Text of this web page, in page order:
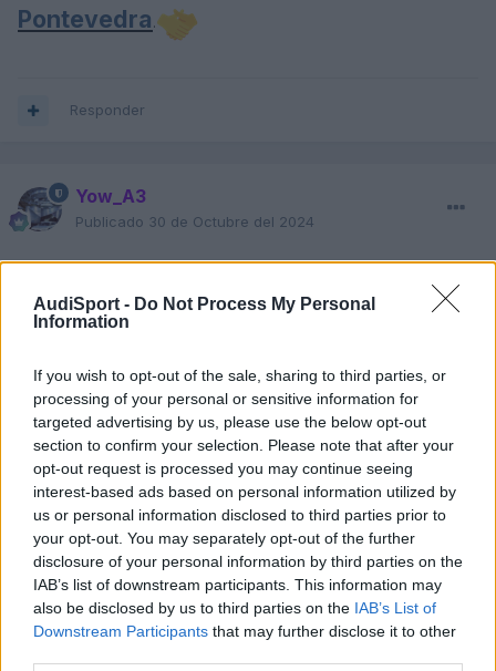
AudiSport - Do Not Process My Personal
Information
If you wish to opt-out of the sale, sharing to third parties, or
processing of your personal or sensitive information for
targeted advertising by us, please use the below opt-out
section to confirm your selection. Please note that after your
opt-out request is processed you may continue seeing
interest-based ads based on personal information utilized by
us or personal information disclosed to third parties prior to
your opt-out. You may separately opt-out of the further
disclosure of your personal information by third parties on the
IAB’s list of downstream participants. This information may
also be disclosed by us to third parties on the IAB’s List of
Downstream Participants that may further disclose it to other
Pontevedra.
Responder
Yow_A3
Publicado 30 de Octubre del 2024
Hola !!
Primeramente permíteme que te comunique nada mas que
aunque no lo seas tienes una serie de normas
y restricciones
y son estas...